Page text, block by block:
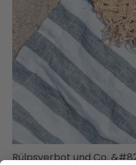
Rülpsverbot und Co.